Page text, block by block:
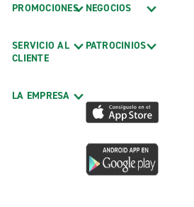
PROMOCIONES
SERVICIO AL
CLIENTE
LA EMPRESA
NEGOCIOS
PATROCINIOS